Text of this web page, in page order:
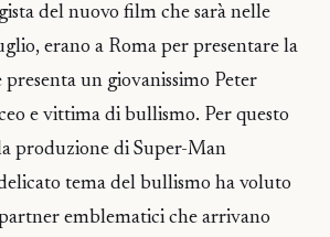
del nuovo film che sarà nelle
erano a Roma per presentare la
un giovanissimo Peter
e vittima di bullismo. Per questo
produzione di Super-Man
tema del bullismo ha voluto
emblematici che arrivano